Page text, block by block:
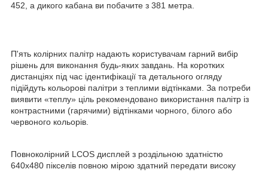
452, а дикого кабана ви побачите з 381 метра.
П'ять колірних палітр надають користувачам гарний вибір
рішень для виконання будь-яких завдань. На коротких
дистанціях під час ідентифікації та детального огляду
підійдуть кольорові палітри з теплими відтінками. За потреби
виявити «теплу» ціль рекомендовано використання палітр із
контрастними (гарячими) відтінками чорного, білого або
червоного кольорів.
Повноколірний LCOS дисплей з роздільною здатністю
640x480 пікселів повною мірою здатний передати високу